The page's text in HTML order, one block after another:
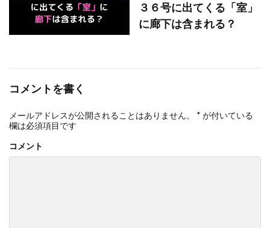
３６号に出てくる「室」
に廊下は含まれる？
コメントを書く
メールアドレスが公開されることはありません。 * が付いている
欄は必須項目です
コメント